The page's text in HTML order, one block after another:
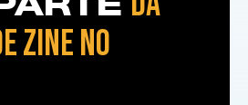
ZINE NO